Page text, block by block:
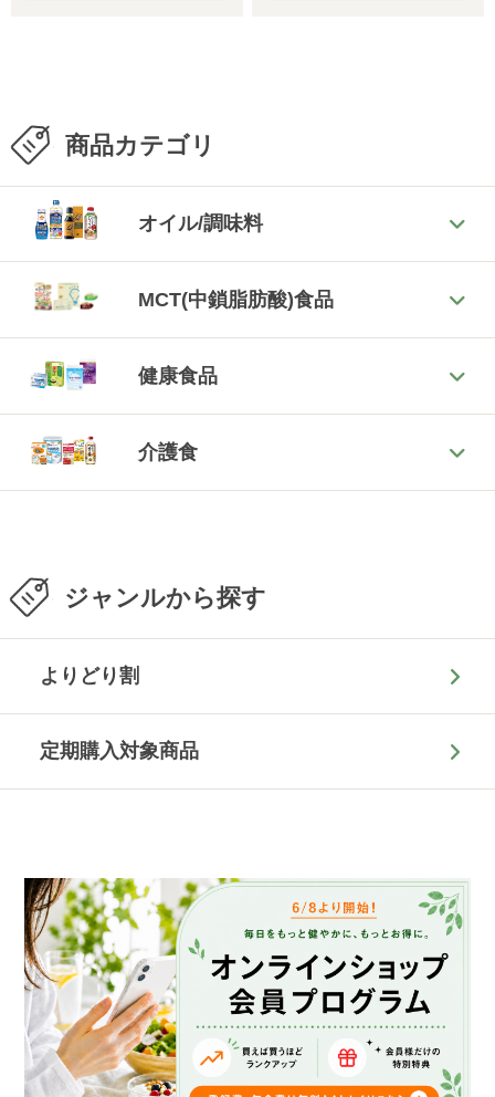
商品カテゴリ
オイル/調味料
MCT(中鎖脂肪酸)食品
健康食品
介護食
ジャンルから探す
よりどり割
定期購入対象商品